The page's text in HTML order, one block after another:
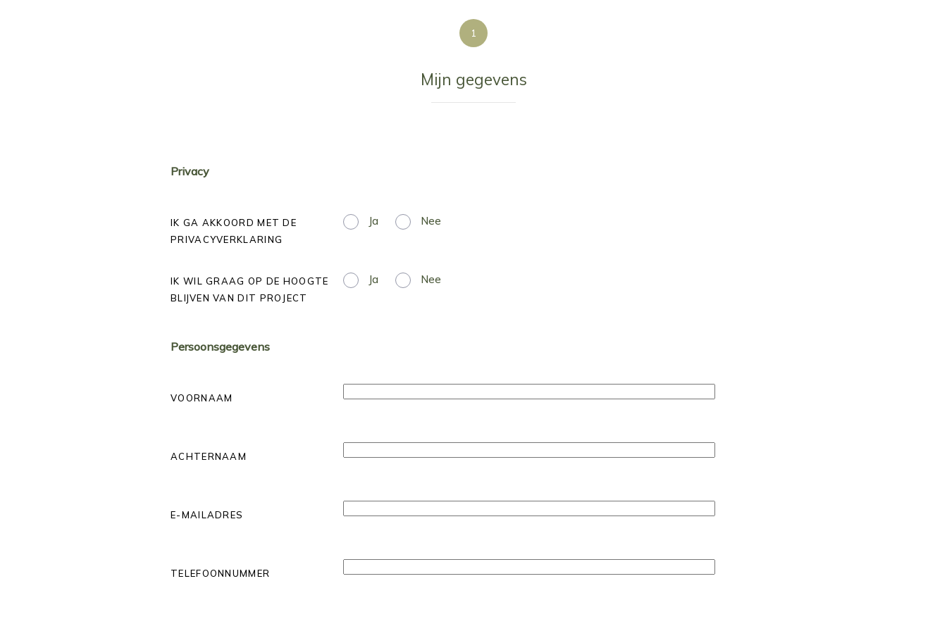
1
Mijn gegevens
Privacy
IK GA AKKOORD MET DE
PRIVACYVERKLARING
Ja Nee
IK WIL GRAAG OP DE HOOGTE
BLIJVEN VAN DIT PROJECT
Ja Nee
Persoonsgegevens
VOORNAAM
ACHTERNAAM
E-MAILADRES
TELEFOONNUMMER